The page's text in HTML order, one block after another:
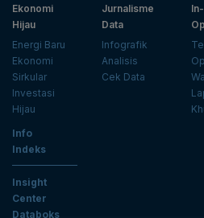
Ekonomi
Hijau
Energi Baru
Ekonomi
Sirkular
Investasi
Hijau
Jurnalisme
Data
Infografik
Analisis
Cek Data
Info
Indeks
Insight
Center
Databoks